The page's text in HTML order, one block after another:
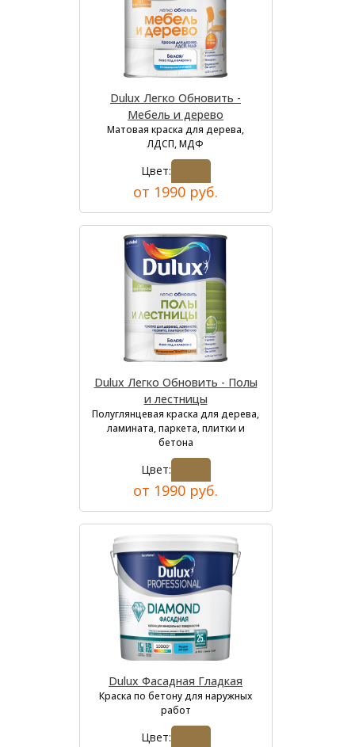
Dulux Легко Обновить -
Мебель и дерево
Матовая краска для дерева,
ЛДСП, МДФ
Цвет:
от 1990 руб.
Dulux Легко Обновить - Полы
и лестницы
Полуглянцевая краска для дерева,
ламината, паркета, плитки и
бетона
Цвет:
от 1990 руб.
Dulux Фасадная Гладкая
Краска по бетону для наружных
работ
Цвет: